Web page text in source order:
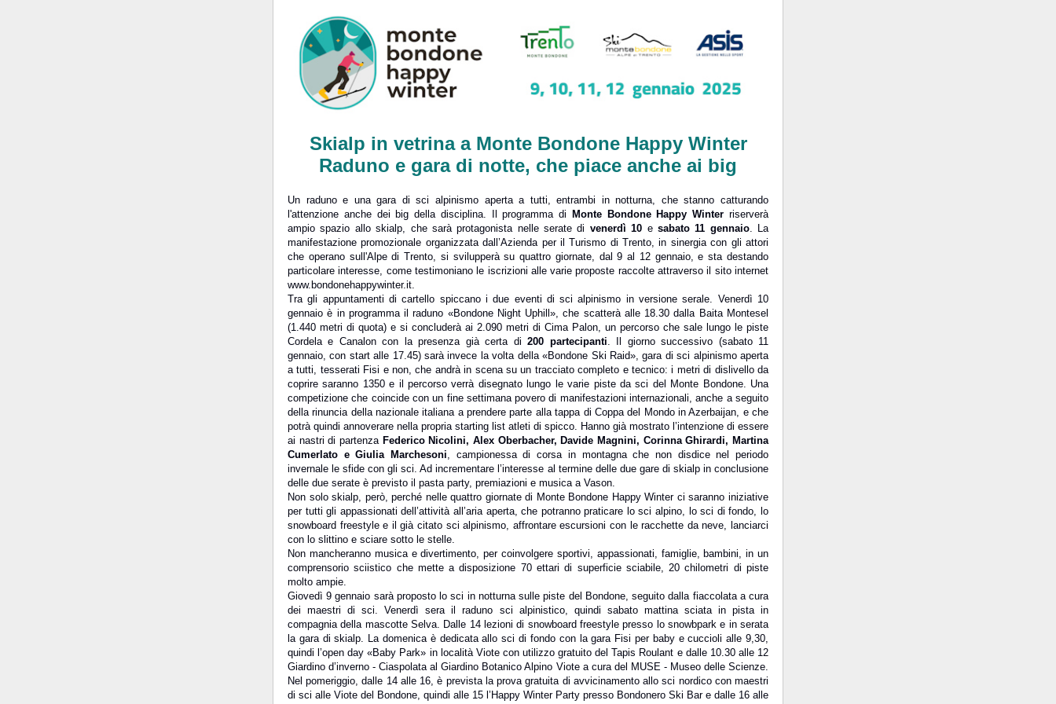
Skialp in vetrina a Monte Bondone Happy Winter
Raduno e gara di notte, che piace anche ai big
Un raduno e una gara di sci alpinismo aperta a tutti, entrambi in notturna, che stanno catturando
l'attenzione anche dei big della disciplina. Il programma di
Monte Bondone Happy Winter riserverà
ampio spazio allo skialp, che sarà protagonista nelle serate di venerdì 10 e sabato 11 gennaio. La
manifestazione promozionale organizzata dall’Azienda per il Turismo di Trento, in sinergia con gli attori
che operano sull'Alpe di Trento, si svilupperà su quattro giornate, dal 9 al 12 gennaio, e sta destando
particolare interesse, come testimoniano le iscrizioni alle varie proposte raccolte attraverso il sito internet
www.bondonehappywinter.it.
Tra gli appuntamenti di cartello spiccano i due eventi di sci alpinismo in versione serale. Venerdì 10
gennaio è in programma il raduno «Bondone Night Uphill», che scatterà alle 18.30 dalla Baita Montesel
(1.440 metri di quota) e si concluderà ai 2.090 metri di Cima Palon, un percorso che sale lungo le piste
Cordela e Canalon con la presenza già certa di200 partecipanti. Il giorno successivo (sabato 11
gennaio, con start alle 17.45) sarà invece la volta della «Bondone Ski Raid», gara di sci alpinismo aperta
a tutti, tesserati Fisi e non, che andrà in scena su un tracciato completo e tecnico: i metri di dislivello da
coprire saranno 1350 e il percorso verrà disegnato lungo le varie piste da sci del Monte Bondone. Una
competizione che coincide con un fine settimana povero di manifestazioni internazionali, anche a seguito
della rinuncia della nazionale italiana a prendere parte alla tappa di Coppa del Mondo in Azerbaijan, e che
potrà quindi annoverare nella propria starting list atleti di spicco. Hanno già mostrato l’intenzione di essere
ai nastri di partenza Federico Nicolini, Alex Oberbacher, Davide Magnini, Corinna Ghirardi, Martina
Cumerlato e Giulia Marchesoni, campionessa di corsa in montagna che non disdice nel periodo
invernale le sfide con gli sci. Ad incrementare l’interesse al termine delle due gare di skialp in conclusione
delle due serate è previsto il pasta party, premiazioni e musica a Vason.
Non solo skialp, però, perché nelle quattro giornate di Monte Bondone Happy Winter ci saranno iniziative
per tutti gli appassionati dell’attività all’aria aperta, che potranno praticare lo sci alpino, lo sci di fondo, lo
snowboard freestyle e il già citato sci alpinismo, affrontare escursioni con le racchette da neve, lanciarci
con lo slittino e sciare sotto le stelle.
Non mancheranno musica e divertimento, per coinvolgere sportivi, appassionati, famiglie, bambini, in un
comprensorio sciistico che mette a disposizione 70 ettari di superficie sciabile, 20 chilometri di piste
molto ampie.
Giovedì 9 gennaio sarà proposto lo sci in notturna sulle piste del Bondone, seguito dalla fiaccolata a cura
dei maestri di sci. Venerdì sera il raduno sci alpinistico, quindi sabato mattina sciata in pista in
compagnia della mascotte Selva. Dalle 14 lezioni di snowboard freestyle presso lo snowbpark e in serata
la gara di skialp. La domenica è dedicata allo sci di fondo con la gara Fisi per baby e cuccioli alle 9,30,
quindi l’open day «Baby Park» in località Viote con utilizzo gratuito del Tapis Roulant e dalle 10.30 alle 12
Giardino d’inverno - Ciaspolata al Giardino Botanico Alpino Viote a cura del MUSE - Museo delle Scienze.
Nel pomeriggio, dalle 14 alle 16, è prevista la prova gratuita di avvicinamento allo sci nordico con maestri
di sci alle Viote del Bondone, quindi alle 15 l’Happy Winter Party presso Bondonero Ski Bar e dalle 16 alle